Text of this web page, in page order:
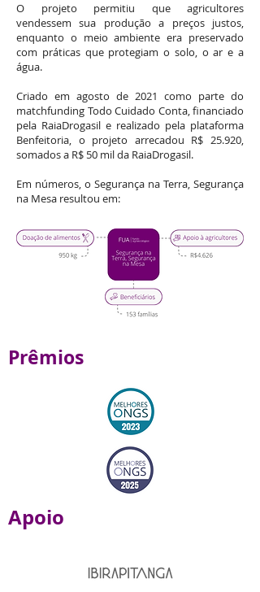
O projeto permitiu que agricultores
vendessem sua produção a preços justos,
enquanto o meio ambiente era preservado
com práticas que protegiam o solo, o ar e a
água.
Criado em agosto de 2021 como parte do
matchfunding Todo Cuidado Conta, financiado
pela RaiaDrogasil e realizado pela plataforma
Benfeitoria, o projeto arrecadou R$ 25.920,
somados a R$ 50 mil da RaiaDrogasil.
Em números, o Segurança na Terra, Segurança
na Mesa resultou em:
Prêmios
Apoio